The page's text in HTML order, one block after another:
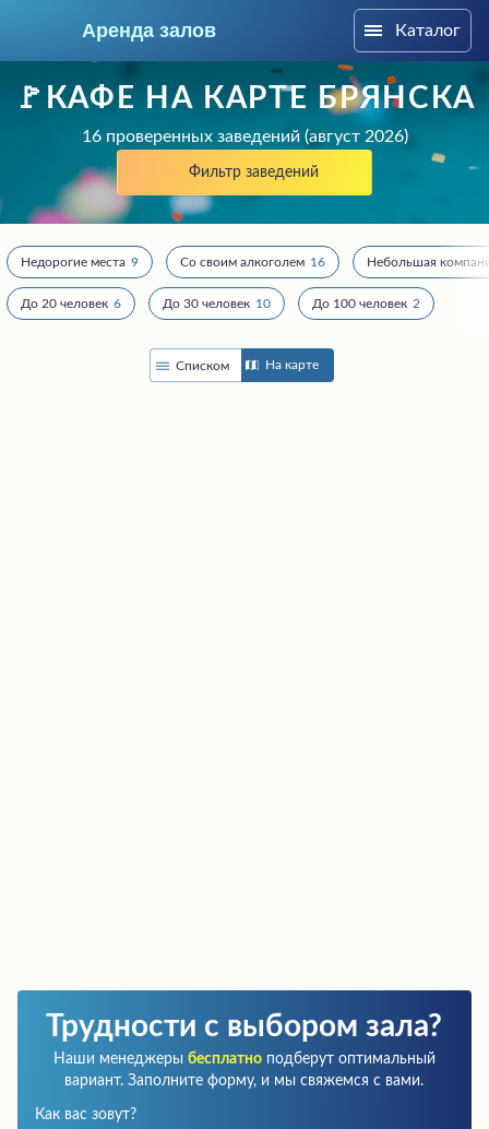
Аренда залов Каталог
🚩КАФЕ НА КАРТЕ БРЯНСКА
16 проверенных заведений (август 2026)
Фильтр заведений
Недорогие места 9 Со своим алкоголем 16 Небольшая
До 20 человек 6 До 30 человек 10 До 100 человек 2
Списком На карте
Трудности с выбором зала?
Наши менеджеры бесплатноподберут оптимальный
вариант. Заполните форму, и мы свяжемся с вами.
Как вас зовут?